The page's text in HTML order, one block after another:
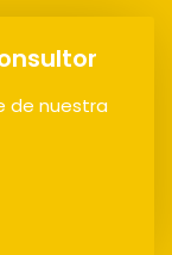
de nuestra